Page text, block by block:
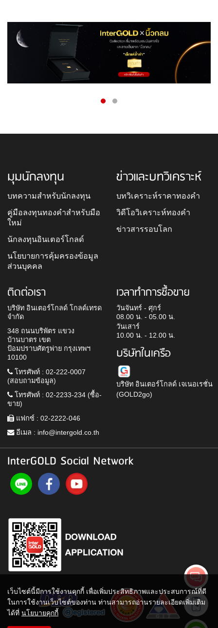
มุมนักลงทุน
บทความสำหรับนักลงทุน
คู่มือลงทุนทองคำสำหรับมือ
ใหม่
นักลงทุนอินเตอร์โกลด์
นโยบายการคุ้มครองข้อมูล
ส่วนบุคคล
ข่าวและบทวิเคราะห์
บทวิเคราะห์ราคาทองคำ
วิดีโอวิเคราะห์ทองคำ
ข่าวสารรอบโลก
ติดต่อเรา
บริษัท อินเตอร์โกลด์ โกลด์เทรด
จำกัด
348 ถนนบริพัตร แขวง
บ้านบาตร เขต
ป้อมปราบศัตรูพ่าย กรุงเทพฯ
10100
โทรศัพท์ : 02-222-0007
(สอบถามข้อมูล)
โทรศัพท์ : 02-2233-234 (ซื้อ-
ขาย)
แฟกซ์ : 02-2222-046
อีเมล : info@intergold.co.th
เวลาทำการซื้อขาย
วันจันทร์ - ศุกร์
08.00 น. - 05.00 น.
วันเสาร์
10.00 น. - 12.00 น.
บริษัทในเครือ
บริษัท อินเตอร์โกลด์ เจเนอเรชั่น
(GOLD2go)
InterGOLD Social Network
เว็บไซต์นี้มีการใช้งานคุกกี้ เพื่อเพิ่มประสิทธิภาพและประสบการณ์ที่ดี
ในการใช้งานเว็บไซต์ของท่าน ท่านสามารถอ่านรายละเอียดเพิ่มเติม
ได้ที่ นโยบายคุกกี้